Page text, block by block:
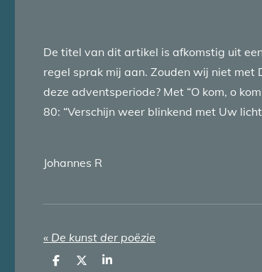
De titel van dit artikel is afkomstig uit
regel sprak mij aan. Zouden wij niet met
deze adventsperiode? Met “O kom, o
80: “Verschijn weer blinkend met Uw
Johannes R
« De kunst der poëzie
D
D
S